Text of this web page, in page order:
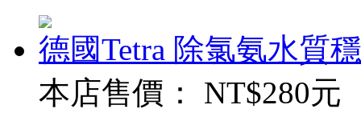
德國Tetra 除氯氨水質
本店售價： NT$280元